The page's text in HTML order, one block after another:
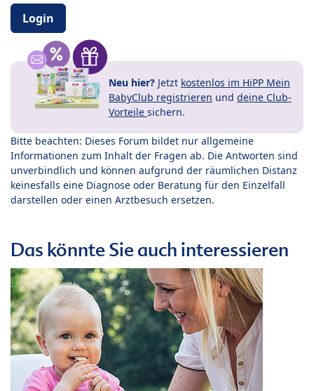
Login
Neu hier? Jetzt kostenlos im HiPP Mein
BabyClub registrieren und deine Club-
Vorteile sichern.
Bitte beachten: Dieses Forum bildet nur allgemeine
Informationen zum Inhalt der Fragen ab. Die Antworten sind
unverbindlich und können aufgrund der räumlichen Distanz
keinesfalls eine Diagnose oder Beratung für den Einzelfall
darstellen oder einen Arztbesuch ersetzen.
Das könnte Sie auch interessieren